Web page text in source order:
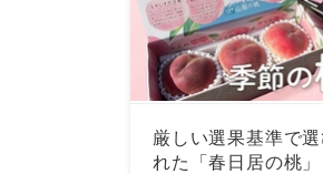
厳しい選果基準で
れた「春日居の桃